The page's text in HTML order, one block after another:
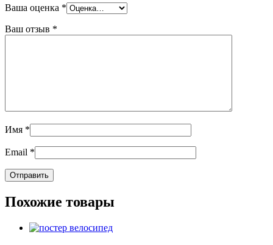
Ваша оценка *
Ваш отзыв *
Имя *
Email *
Похожие товары